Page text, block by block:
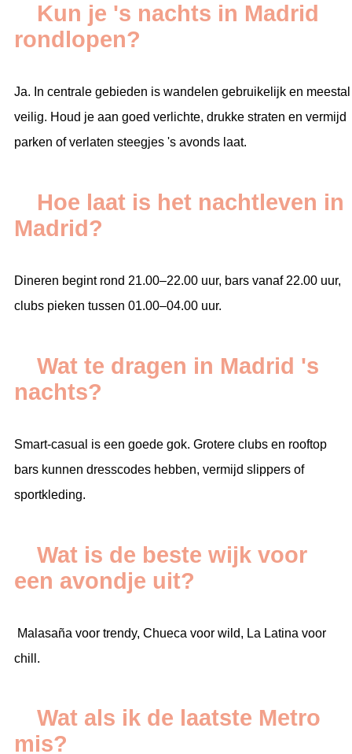
Kun je 's nachts in Madrid
rondlopen?
Ja. In centrale gebieden is wandelen gebruikelijk en meestal
veilig. Houd je aan goed verlichte, drukke straten en vermijd
parken of verlaten steegjes 's avonds laat.
Hoe laat is het nachtleven in
Madrid?
Dineren begint rond 21.00–22.00 uur, bars vanaf 22.00 uur,
clubs pieken tussen 01.00–04.00 uur.
Wat te dragen in Madrid 's
nachts?
Smart-casual is een goede gok. Grotere clubs en rooftop
bars kunnen dresscodes hebben, vermijd slippers of
sportkleding.
Wat is de beste wijk voor
een avondje uit?
Malasaña voor trendy, Chueca voor wild, La Latina voor
chill.
Wat als ik de laatste Metro
mis?